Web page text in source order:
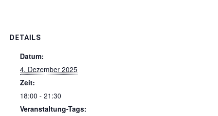
DETAILS
Datum:
4. Dezember 2025
Zeit:
18:00 - 21:30
Veranstaltung-Tags: